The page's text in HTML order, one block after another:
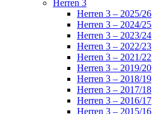
Herren 3
Herren 3 – 2025/26
Herren 3 – 2024/25
Herren 3 – 2023/24
Herren 3 – 2022/23
Herren 3 – 2021/22
Herren 3 – 2019/20
Herren 3 – 2018/19
Herren 3 – 2017/18
Herren 3 – 2016/17
Herren 3 – 2015/16